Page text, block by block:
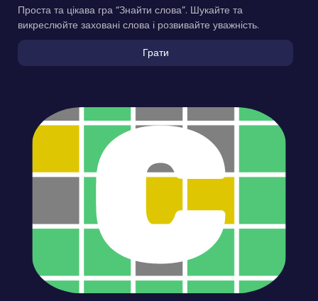
Проста та цікава гра “Знайти слова”. Шукайте та
викреслюйте заховані слова і розвивайте уважність.
Грати